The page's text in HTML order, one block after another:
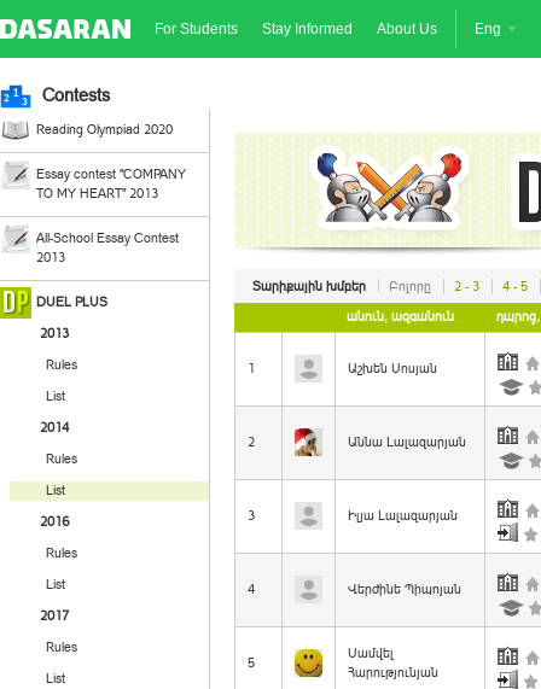
For Students Stay Informed About Us Eng
Contests
Reading Olympiad 2020
Essay contest "COMPANY
TO MY HEART" 2013
All-School Essay Contest
2013
DUEL PLUS
2013
Rules
List
2014
Rules
List
2016
Rules
List
2017
Rules
List
Տարիքային խմբեր Բոլորը 2 - 3
4 - 5
անուն, ազգանուն
1 Աշխեն Սոսյան
2 Աննա Լալազարյան
3 Իլյա Լալազարյան
4 Վերժինե Պիպոյան
5
Սամվել
Հարությունյան